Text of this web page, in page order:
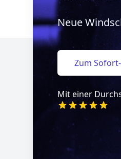
Neue
Zum
Mit einer